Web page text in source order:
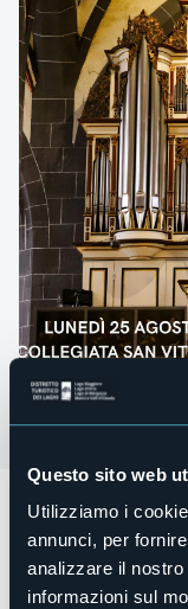
Questo sito web
Utilizziamo i
annunci, per
analizzare il
informazioni sul
Lunedì 25 agosto
Vittore si terrà
il Concerto
Ingresso gratuito.